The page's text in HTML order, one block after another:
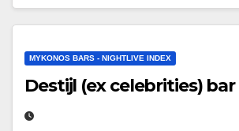
MYKONOS BARS - NIGHTLIVE INDEX
Destijl (ex celebrities) bar